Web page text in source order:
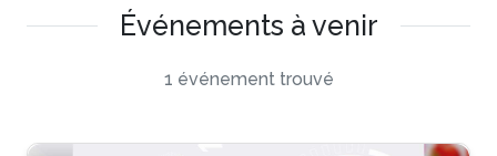
Événements à venir
1 événement trouvé